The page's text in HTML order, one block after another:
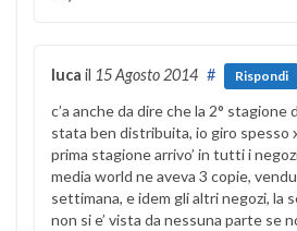
luca il 15 Agosto 2014 # Rispondi
c’a anche da dire che la 2° stagione
stata ben distribuita, io giro spesso
prima stagione arrivo’ in tutti i
media world ne aveva 3 copie,
settimana, e idem gli altri negozi, la
non si e’ vista da nessuna parte se